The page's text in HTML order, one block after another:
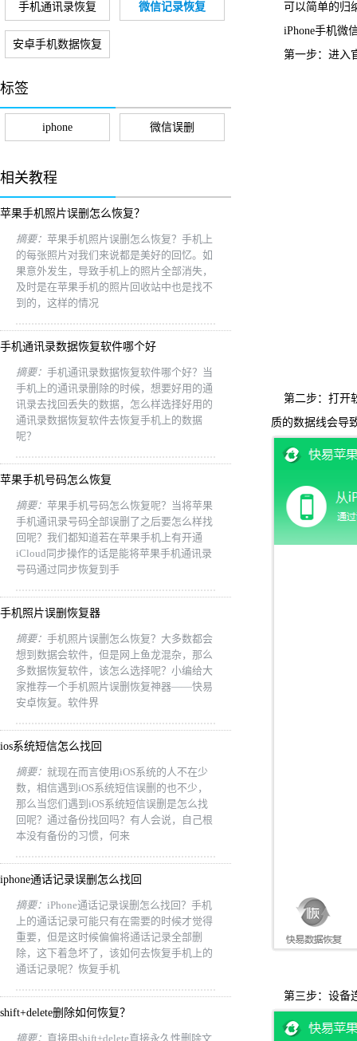
手机通讯录恢复 微信记录恢复
安卓手机数据恢复
标签
iphone 微信误删
相关教程
苹果手机照片误删怎么恢复？
摘要： 苹果手机照片误删怎么恢复？手机上
的每张照片对我们来说都是美好的回忆。如
果意外发生，导致手机上的照片全部消失，
及时是在苹果手机的照片回收站中也是找不
到的，这样的情况
手机通讯录数据恢复软件哪个好
摘要： 手机通讯录数据恢复软件哪个好？当
手机上的通讯录删除的时候，想要好用的通
讯录去找回丢失的数据，怎么样选择好用的
通讯录数据恢复软件去恢复手机上的数据
呢？
苹果手机号码怎么恢复
摘要： 苹果手机号码怎么恢复呢？当将苹果
手机通讯录号码全部误删了之后要怎么样找
回呢？我们都知道若在苹果手机上有开通
iCloud同步操作的话是能将苹果手机通讯录
号码通过同步恢复到手
手机照片误删恢复器
摘要： 手机照片误删怎么恢复？大多数都会
想到数据会软件，但是网上鱼龙混杂，那么
多数据恢复软件，该怎么选择呢？小编给大
家推荐一个手机照片误删恢复神器——快易
安卓恢复。软件界
ios系统短信怎么找回
摘要： 就现在而言使用iOS系统的人不在少
数，相信遇到iOS系统短信误删的也不少，
那么当您们遇到iOS系统短信误删是怎么找
回呢？通过备份找回吗？有人会说，自己根
本没有备份的习惯，何来
iphone通话记录误删怎么找回
摘要： iPhone通话记录误删怎么找回？手机
上的通话记录可能只有在需要的时候才觉得
重要，但是这时候偏偏将通话记录全部删
除，这下着急坏了，该如何去恢复手机上的
通话记录呢？恢复手机
shift+delete删除如何恢复？
摘要： 直接用shift+delete直接永久性删除文
可以简单的归
iPhone手机微
第一步：进入
第二步：打开
质的数据线会导
第三步：设备